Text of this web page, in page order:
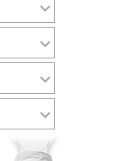
stile
stile